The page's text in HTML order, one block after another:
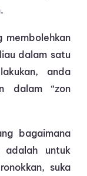
membolehkan
dalam satu
anda
dalam “zon
bagaimana
adalah untuk
suka